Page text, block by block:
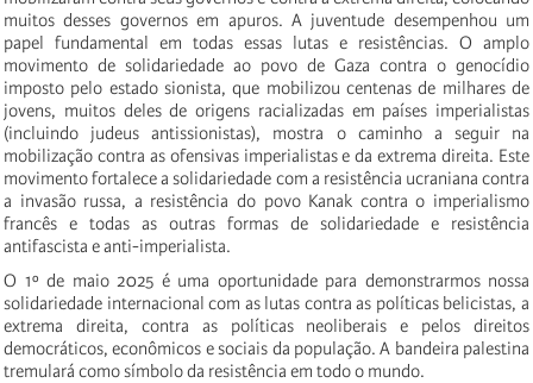
muitos desses governos em apuros. A juventude desempenhou um
papel fundamental em todas essas lutas e resistências. O amplo
movimento de solidariedade ao povo de Gaza contra o genocídio
imposto pelo estado sionista, que mobilizou centenas de milhares de
jovens, muitos deles de origens racializadas em países imperialistas
(incluindo judeus antissionistas), mostra o caminho a seguir na
mobilização contra as ofensivas imperialistas e da extrema direita. Este
movimento fortalece a solidariedade com a resistência ucraniana contra
a invasão russa, a resistência do povo Kanak contra o imperialismo
francês e todas as outras formas de solidariedade e resistência
antifascista e anti-imperialista.
O 1º de maio 2025 é uma oportunidade para demonstrarmos nossa
solidariedade internacional com as lutas contra as políticas belicistas, a
extrema direita, contra as políticas neoliberais e pelos direitos
democráticos, econômicos e sociais da população. A bandeira palestina
tremulará como símbolo da resistência em todo o mundo.